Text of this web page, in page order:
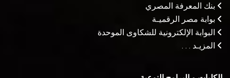
بنك المعرفة المصري
بوابة مصر الرقميـة
البوابة الإلكترونية للشكاوى الموحدة
المزيـد . . .